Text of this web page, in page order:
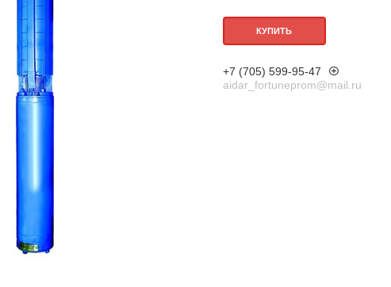
КУПИТЬ
+7 (705) 599-95-47
aidar_fortuneprom@mail.ru